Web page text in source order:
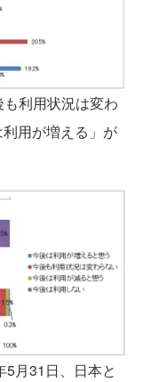
利用状況は変わ
用が増える」が
月31日、日本と